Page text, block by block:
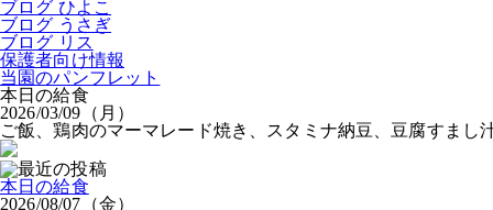
ブログ ひよこ
ブログ うさぎ
ブログ リス
保護者向け情報
当園のパンフレット
本日の給食
2026/03/09（月）
ご飯、鶏肉のマーマレード焼き、スタミナ納豆、豆腐すま
本日の給食
2026/08/07（金）